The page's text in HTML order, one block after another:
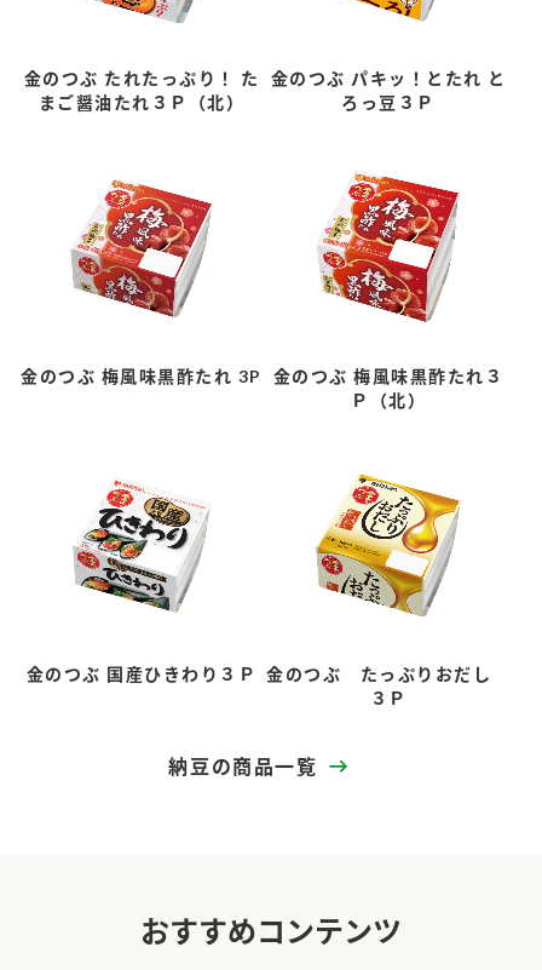
金のつぶ たれたっぷり！ た
まご醤油たれ３Ｐ（北）
金のつぶ パキッ！とたれ と
ろっ豆３Ｐ
金のつぶ 梅風味黒酢たれ 3P
金のつぶ 梅風味黒酢たれ３
Ｐ（北）
金のつぶ 国産ひきわり３Ｐ
金のつぶ たっぷりおだし
３Ｐ
納豆の商品一覧
おすすめコンテンツ